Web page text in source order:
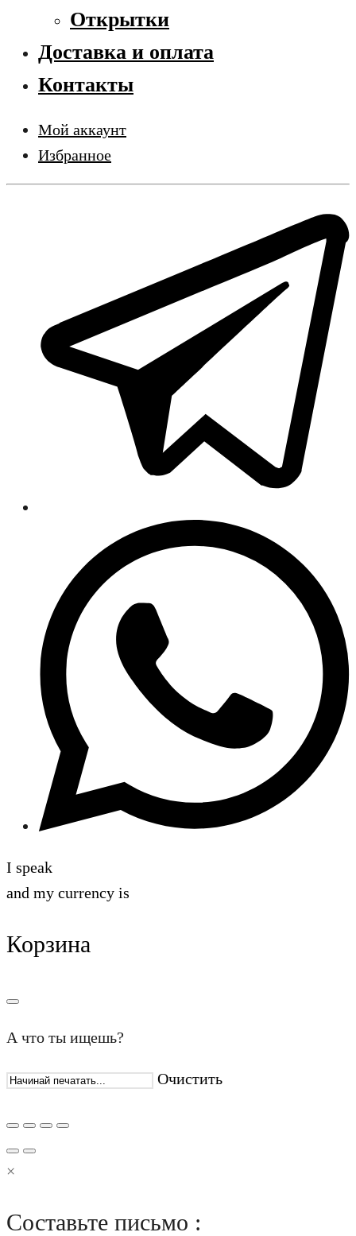
Открытки
Доставка и оплата
Контакты
Мой аккаунт
Избранное
I speak
and my currency is
Корзина
А что ты ищешь?
Очистить
×
Составьте письмо :